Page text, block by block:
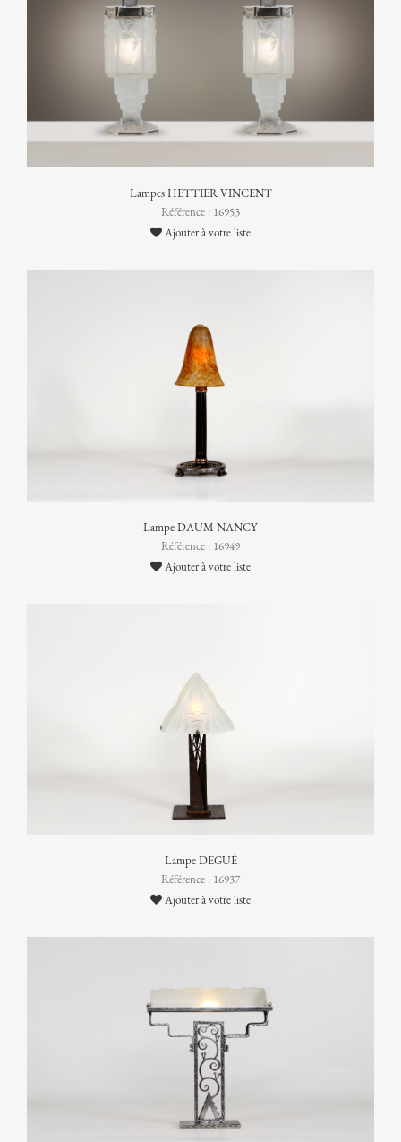
Lampes HETTIER VINCENT
Référence : 16953
Ajouter à votre liste
Lampe DAUM NANCY
Référence : 16949
Ajouter à votre liste
Lampe DEGUÉ
Référence : 16937
Ajouter à votre liste